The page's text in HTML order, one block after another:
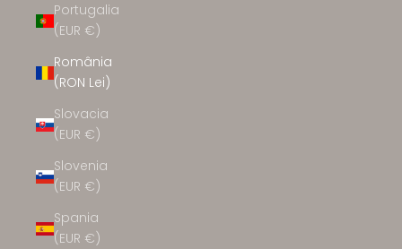
Portugalia
(EUR €)
România
(RON Lei)
Slovacia
(EUR €)
Slovenia
(EUR €)
Spania
(EUR €)